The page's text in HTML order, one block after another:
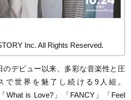
Inc. All Rights Reserved.
のデビュー以来、多彩な音楽性と圧
で世界を魅了し続ける9人組。
What is Love?」「FANCY」「Feel